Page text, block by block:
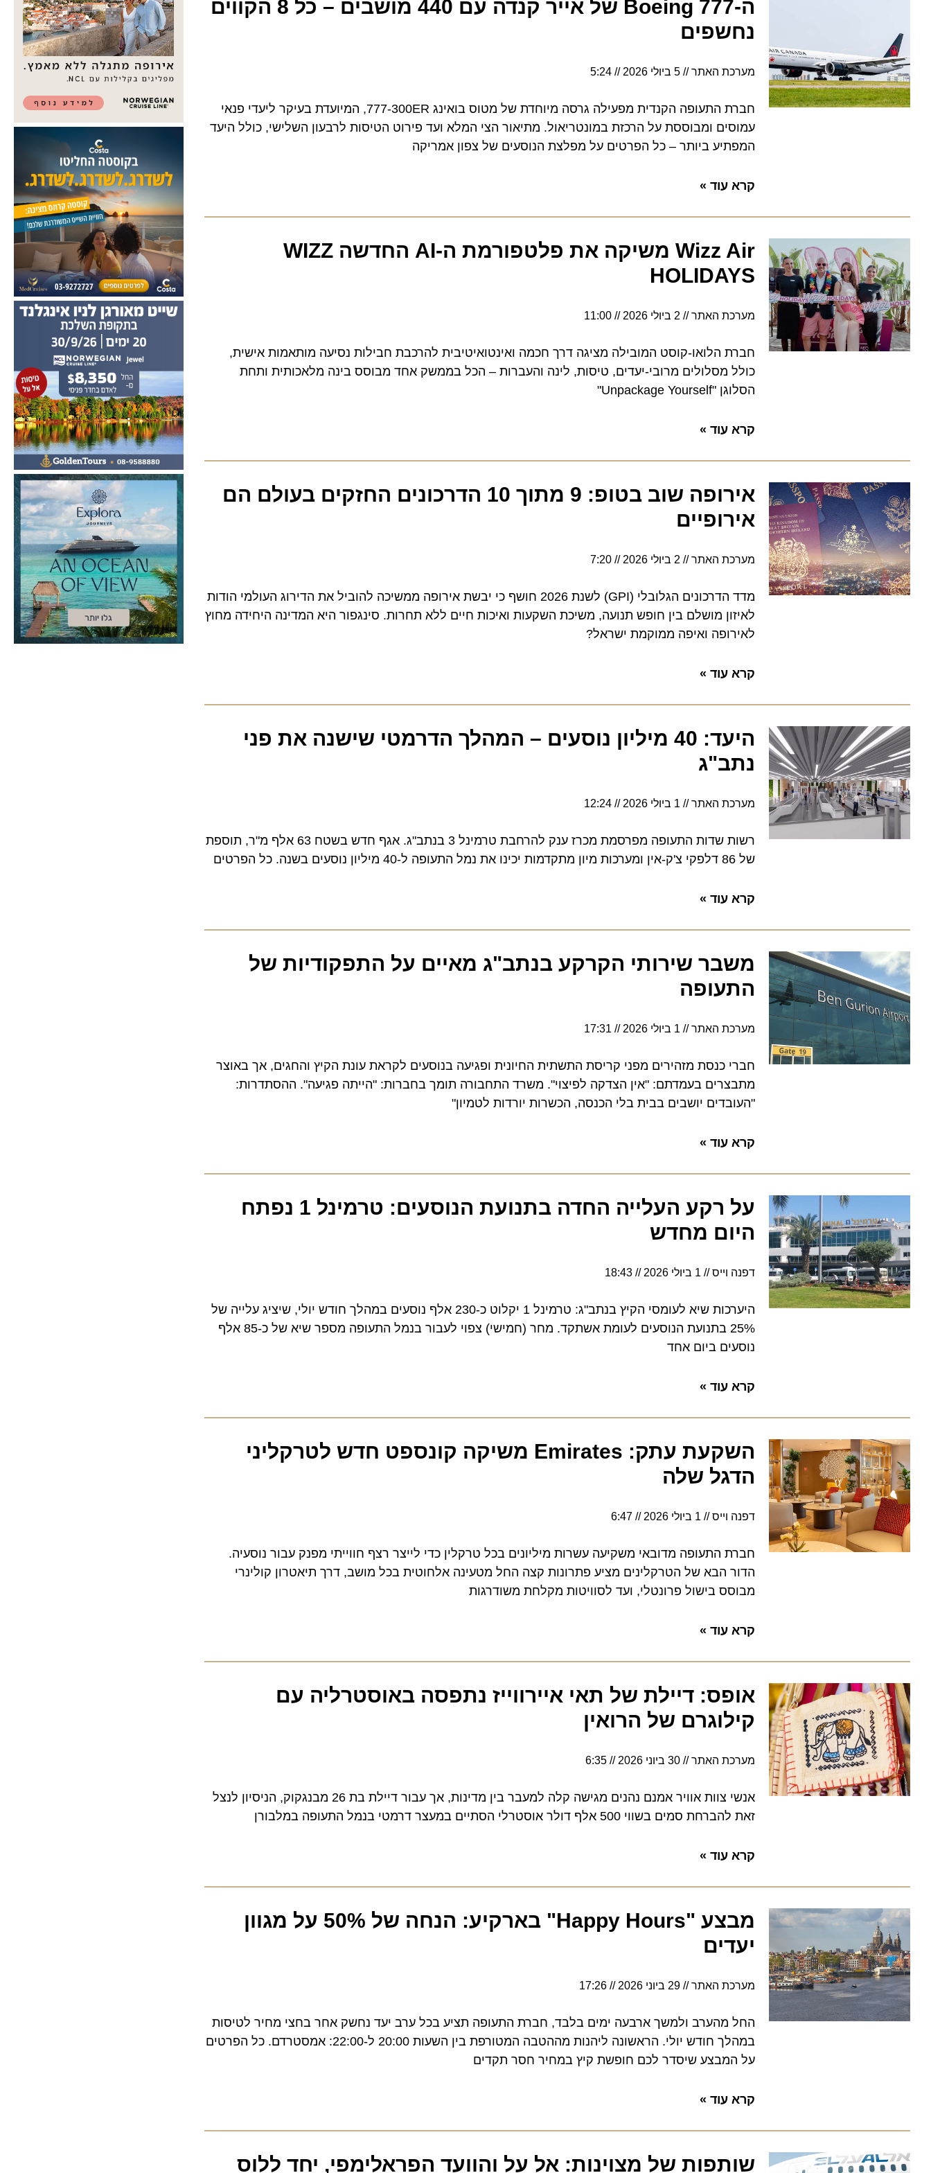
ה-Boeing 777 של אייר קנדה עם 440 מושבים – כל 8 הקווים
נחשפים
מערכת האתר 5 ביולי 2026 5:24
חברת התעופה הקנדית מפעילה גרסה מיוחדת של מטוס בואינג 777-300ER, המיועדת בעיקר ליעדי פנאי
עמוסים ומבוססת על הרכזת במונטריאול. מתיאור הצי המלא ועד פירוט הטיסות לרבעון השלישי, כולל היעד
המפתיע ביותר – כל הפרטים על מפלצת הנוסעים של צפון אמריקה
קרא עוד »
Wizz Air משיקה את פלטפורמת ה-AI החדשה WIZZ
HOLIDAYS
מערכת האתר 2 ביולי 2026 11:00
חברת הלואו-קוסט המובילה מציגה דרך חכמה ואינטואיטיבית להרכבת חבילות נסיעה מותאמות אישית,
כולל מסלולים מרובי-יעדים, טיסות, לינה והעברות – הכל בממשק אחד מבוסס בינה מלאכותית ותחת
הסלוגן "Unpackage Yourself"
קרא עוד »
אירופה שוב בטופ: 9 מתוך 10 הדרכונים החזקים בעולם הם
אירופיים
מערכת האתר 2 ביולי 2026 7:20
מדד הדרכונים הגלובלי (GPI) לשנת 2026 חושף כי יבשת אירופה ממשיכה להוביל את הדירוג העולמי הודות
לאיזון מושלם בין חופש תנועה, משיכת השקעות ואיכות חיים ללא תחרות. סינגפור היא המדינה היחידה מחוץ
לאירופה ואיפה ממוקמת ישראל?
קרא עוד »
היעד: 40 מיליון נוסעים – המהלך הדרמטי שישנה את פני
נתב"ג
מערכת האתר 1 ביולי 2026 12:24
רשות שדות התעופה מפרסמת מכרז ענק להרחבת טרמינל 3 בנתב"ג. אגף חדש בשטח 63 אלף מ"ר, תוספת
קרא עוד »
משבר שירותי הקרקע בנתב"ג מאיים על התפקודיות של
התעופה
מערכת האתר 1 ביולי 2026 17:31
חברי כנסת מזהירים מפני קריסת התשתית החיונית ופגיעה בנוסעים לקראת עונת הקיץ והחגים, אך באוצר
מתבצרים בעמדתם: "אין הצדקה לפיצוי". משרד התחבורה תומך בחברות: "הייתה פגיעה". ההסתדרות:
"העובדים יושבים בבית בלי הכנסה, הכשרות יורדות לטמיון"
קרא עוד »
על רקע העלייה החדה בתנועת הנוסעים: טרמינל 1 נפתח
היום מחדש
דפנה וייס 1 ביולי 2026 18:43
היערכות שיא לעומסי הקיץ בנתב"ג: טרמינל 1 יקלוט כ-230 אלף נוסעים במהלך חודש יולי, שיציג עלייה של
25% בתנועת הנוסעים לעומת אשתקד. מחר (חמישי) צפוי לעבור בנמל התעופה מספר שיא של כ-85 אלף
נוסעים ביום אחד
קרא עוד »
השקעת עתק: Emirates משיקה קונספט חדש לטרקליני
הדגל שלה
דפנה וייס 1 ביולי 2026 6:47
חברת התעופה מדובאי משקיעה עשרות מיליונים בכל טרקלין כדי לייצר רצף חווייתי מפנק עבור נוסעיה.
הדור הבא של הטרקלינים מציע פתרונות קצה החל מטעינה אלחוטית בכל מושב, דרך תיאטרון קולינרי
מבוסס בישול פרונטלי, ועד לסוויטות מקלחת משודרגות
קרא עוד »
אופס: דיילת של תאי איירווייז נתפסה באוסטרליה עם
קילוגרם של הרואין
מערכת האתר 30 ביוני 2026 6:35
אנשי צוות אוויר אמנם נהנים מגישה קלה למעבר בין מדינות, אך עבור דיילת בת 26 מבנגקוק, הניסיון לנצל
זאת להברחת סמים בשווי 500 אלף דולר אוסטרלי הסתיים במעצר דרמטי בנמל התעופה במלבורן
קרא עוד »
מבצע "Happy Hours" בארקיע: הנחה של 50% על מגוון
יעדים
מערכת האתר 29 ביוני 2026 17:26
החל מהערב ולמשך ארבעה ימים בלבד, חברת התעופה תציע בכל ערב יעד נחשק אחר בחצי מחיר לטיסות
במהלך חודש יולי. הראשונה ליהנות מההטבה המטורפת בין השעות 20:00 ל-22:00: אמסטרדם. כל הפרטים
על המבצע שיסדר לכם חופשת קיץ במחיר חסר תקדים
קרא עוד »
שותפות של מצוינות: אל על והוועד הפראלימפי, יחד ללוס